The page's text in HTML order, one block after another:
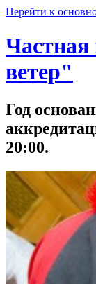
Перейти к
ветер"
Год
20:00.